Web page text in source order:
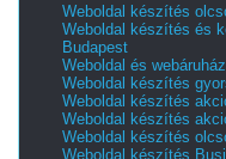
Weboldal készítés
Weboldal készítés és
Budapest
Weboldal és
Weboldal készítés
Weboldal készítés
Weboldal készítés
Weboldal készítés
Weboldal készítés